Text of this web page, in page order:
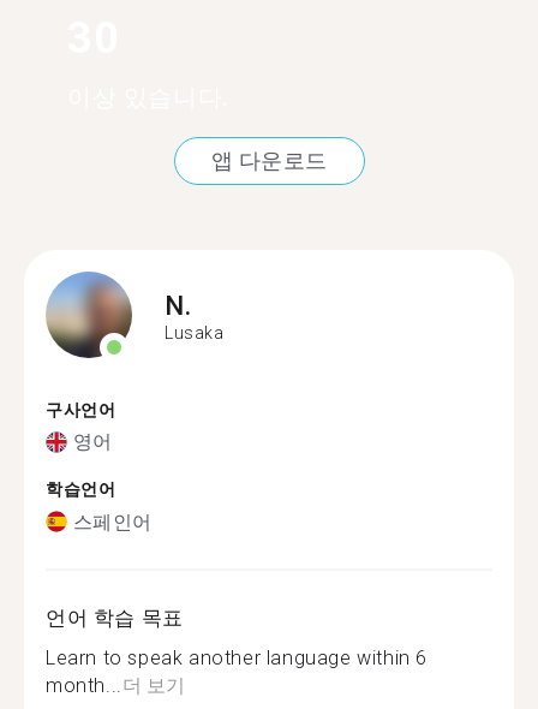
앱 다운로드
N.
Lusaka
구사언어
영어
학습언어
스페인어
언어 학습 목표
Learn to speak another language within 6
month... 더 보기